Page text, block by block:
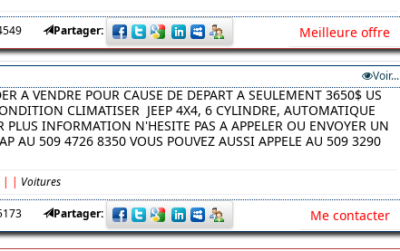
Partager: Meilleure offre
Voir...
A VENDRE POUR CAUSE DE DEPART A SEULEMENT 3650$ US
CLIMATISER JEEP 4X4, 6 CYLINDRE, AUTOMATIQUE
PLUS INFORMATION N'HESITE PAS A APPELER OU ENVOYER UN
AU 509 4726 8350 VOUS POUVEZ AUSSI APPELE AU 509 3290
| | Voitures
Partager: Me contacter